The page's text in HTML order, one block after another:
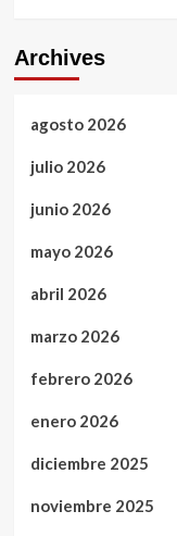
Archives
agosto 2026
julio 2026
junio 2026
mayo 2026
abril 2026
marzo 2026
febrero 2026
enero 2026
diciembre 2025
noviembre 2025